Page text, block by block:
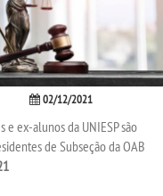
02/12/2021
e ex-alunos da UNIESP são
de Subseção da OAB